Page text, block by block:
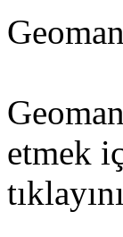
etmek